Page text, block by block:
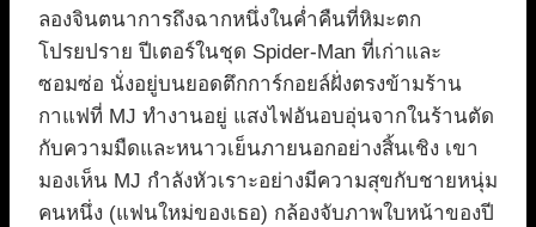
ลองจินตนาการถึงฉากหนึ่งในค่ำคืนที่หิมะตก
โปรยปราย ปีเตอร์ในชุด Spider-Man ที่เก่าและ
ซอมซ่อ นั่งอยู่บนยอดตึกการ์กอยล์ฝั่งตรงข้ามร้าน
กาแฟที่ MJ ทำงานอยู่ แสงไฟอันอบอุ่นจากในร้านตัด
กับความมืดและหนาวเย็นภายนอกอย่างสิ้นเชิง เขา
มองเห็น MJ กำลังหัวเราะอย่างมีความสุขกับชายหนุ่ม
คนหนึ่ง (แฟนใหม่ของเธอ) กล้องจับภาพใบหน้าของปี